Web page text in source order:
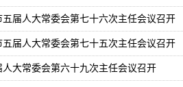
五届人大常委会第七十六次主任会议召开
五届人大常委会第七十五次主任会议召开
人大常委会第六十九次主任会议召开